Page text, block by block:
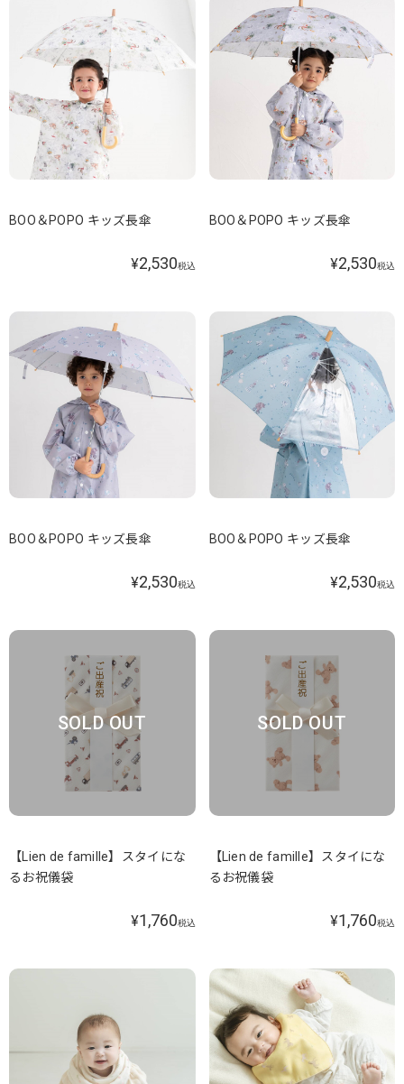
BOO＆POPO キッズ長傘
¥2,530税込
BOO＆POPO キッズ長傘
¥2,530税込
BOO＆POPO キッズ長傘
¥2,530税込
BOO＆POPO キッズ長傘
¥2,530税込
SOLD OUT
【Lien de famille】スタイにな
るお祝儀袋
¥1,760税込
SOLD OUT
【Lien de famille】スタイにな
るお祝儀袋
¥1,760税込